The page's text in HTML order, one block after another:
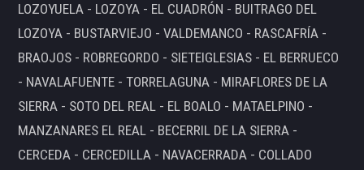
LOZOYUELA - LOZOYA - EL CUADRÓN - BUITRAGO DEL
LOZOYA - BUSTARVIEJO - VALDEMANCO - RASCAFRÍA -
BRAOJOS - ROBREGORDO - SIETEIGLESIAS - EL BERRUECO
- NAVALAFUENTE - TORRELAGUNA - MIRAFLORES DE LA
SIERRA - SOTO DEL REAL - EL BOALO - MATAELPINO -
MANZANARES EL REAL - BECERRIL DE LA SIERRA -
CERCEDA - CERCEDILLA - NAVACERRADA - COLLADO